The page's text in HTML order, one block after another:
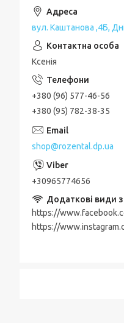
вул. Каштанова ,4Б,
Ксенія
+380 (96) 577-46-56
+380 (95) 782-38-35
shop@rozental.dp.ua
+30965774656
https://